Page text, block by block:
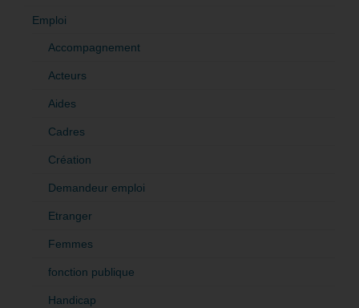
Emploi
Accompagnement
Acteurs
Aides
Cadres
Création
Demandeur emploi
Etranger
Femmes
fonction publique
Handicap